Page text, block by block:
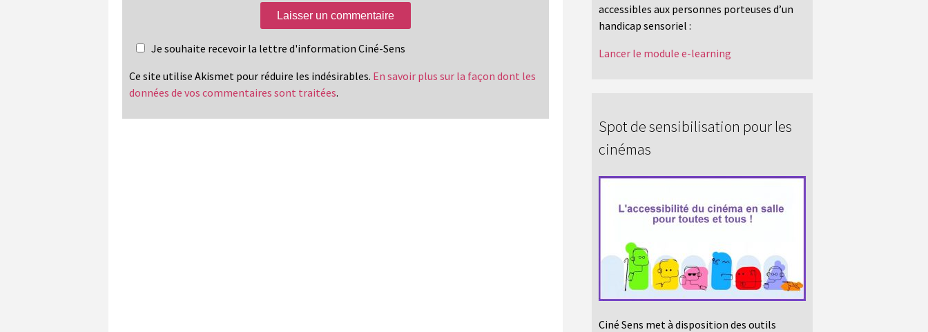
Je souhaite recevoir la lettre d'information Ciné-Sens
Ce site utilise Akismet pour réduire les indésirables. En savoir plus sur la façon dont les
données de vos commentaires sont traitées.
accessibles aux personnes porteuses d’un
handicap sensoriel :
Lancer le module e-learning
Spot de sensibilisation pour les
cinémas
Ciné Sens met à disposition des outils